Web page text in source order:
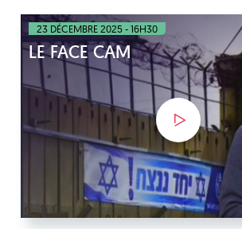
23 DÉCEMBRE 2025 - 16H30
LE FACE CAM